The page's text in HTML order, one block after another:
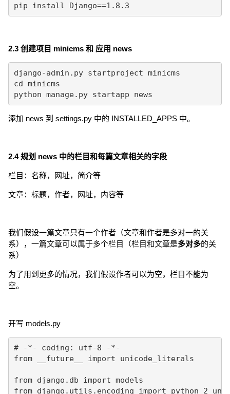
pip install Django==1.8.3
2.3 创建项目 minicms 和 应用 news
django-admin.py startproject minicms
cd minicms
python manage.py startapp news
添加 news 到 settings.py 中的 INSTALLED_APPS 中。
2.4 规划 news 中的栏目和每篇文章相关的字段
栏目：名称，网址，简介等
文章：标题，作者，网址，内容等
我们假设一篇文章只有一个作者（文章和作者是多对一的关
系），一篇文章可以属于多个栏目（栏目和文章是多对多的关
系）
为了用到更多的情况，我们假设作者可以为空，栏目不能为
空。
开写 models.py
# -*- coding: utf-8 -*-
from __future__ import unicode_literals
from django.db import models
from django.utils.encoding import